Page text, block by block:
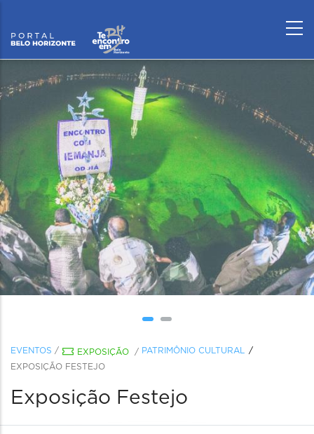
EVENTOS / EXPOSIÇÃO / PATRIMÔNIO CULTURAL
EXPOSIÇÃO FESTEJO
Exposição Festejo